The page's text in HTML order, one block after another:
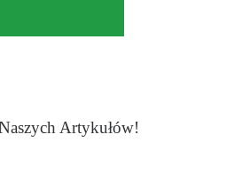
Artykułów!